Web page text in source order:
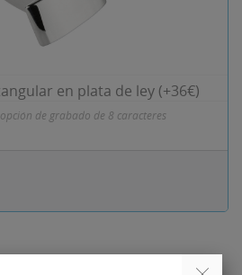
en plata de ley (+36€)
de grabado de 8 caracteres